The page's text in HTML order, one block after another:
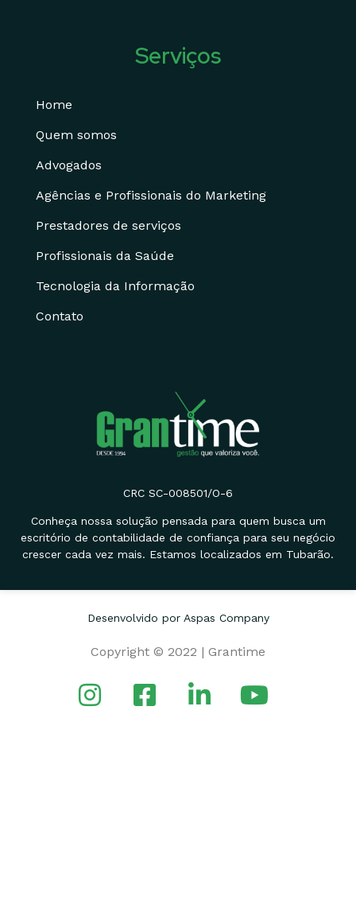
CRC SC-008501/O-6
Conheça nossa solução pensada para quem busca um
escritório de contabilidade de confiança para seu negócio
crescer cada vez mais. Estamos localizados em Tubarão.
Serviços
Home
Quem somos
Advogados
Agências e Profissionais do Marketing
Prestadores de serviços
Profissionais da Saúde
Tecnologia da Informação
Contato
Desenvolvido por Aspas Company
Copyright © 2022 | Grantime